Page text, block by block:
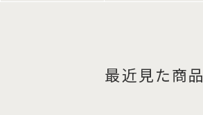
最近見た商品